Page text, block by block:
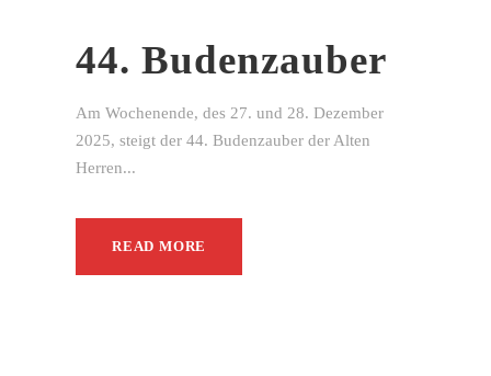
44. Budenzauber
Am Wochenende, des 27. und 28. Dezember
2025, steigt der 44. Budenzauber der Alten
Herren...
READ MORE